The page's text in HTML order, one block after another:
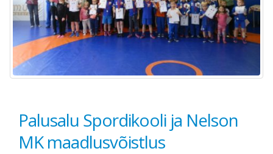
Palusalu Spordikooli ja Nelson
MK maadlusvõistlus